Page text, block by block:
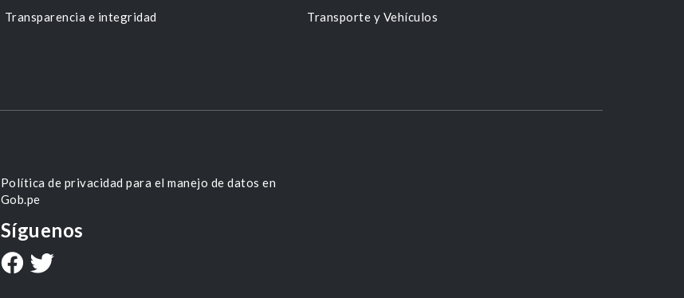
Transparencia e integridad Transporte y Vehículos
Política de privacidad para el manejo de datos en
Gob.pe
Síguenos